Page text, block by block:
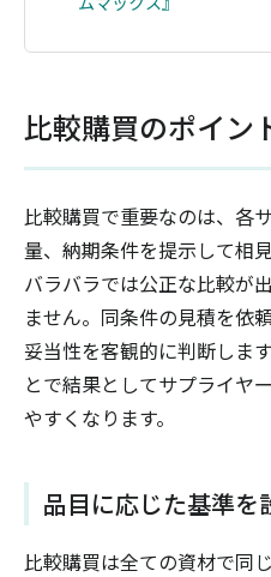
比較購買のポイン
比較購買で重要なのは、各
量、納期条件を提示して相
バラバラでは公正な比較が
ません。同条件の見積を依
妥当性を客観的に判断しま
とで結果としてサプライヤ
やすくなります。
品目に応じた基準を
比較購買は全ての資材で同